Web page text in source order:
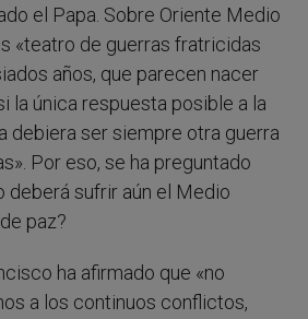
el Papa. Sobre Oriente Medio
«teatro de guerras fratricidas
años, que parecen nacer
la única respuesta posible a la
debiera ser siempre otra guerra
Por eso, se ha preguntado
deberá sufrir aún el Medio
paz?
ha afirmado que «no
a los continuos conflictos,